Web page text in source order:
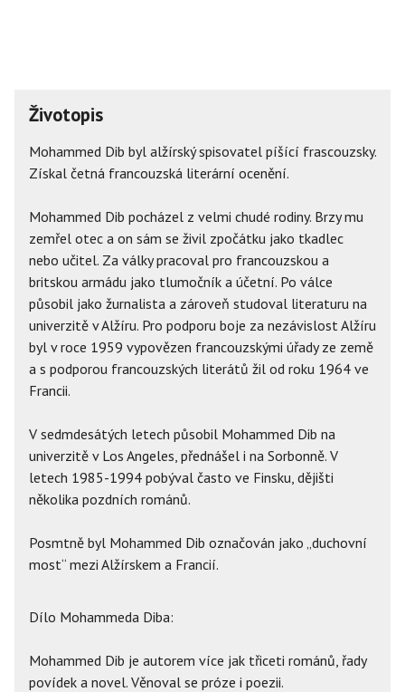
Životopis
Mohammed Dib byl alžírský spisovatel píšící frascouzsky.
Získal četná francouzská literární ocenění.
Mohammed Dib pocházel z velmi chudé rodiny. Brzy mu
zemřel otec a on sám se živil zpočátku jako tkadlec
nebo učitel. Za války pracoval pro francouzskou a
britskou armádu jako tlumočník a účetní. Po válce
působil jako žurnalista a zároveň studoval literaturu na
univerzitě v Alžíru. Pro podporu boje za nezávislost Alžíru
byl v roce 1959 vypovězen francouzskými úřady ze země
a s podporou francouzských literátů žil od roku 1964 ve
Francii.
V sedmdesátých letech působil Mohammed Dib na
univerzitě v Los Angeles, přednášel i na Sorbonně. V
letech 1985-1994 pobýval často ve Finsku, dějišti
několika pozdních románů.
Posmtně byl Mohammed Dib označován jako „duchovní
most“ mezi Alžírskem a Francií.
Dílo Mohammeda Diba:
Mohammed Dib je autorem více jak třiceti románů, řady
povídek a novel. Věnoval se próze i poezii.